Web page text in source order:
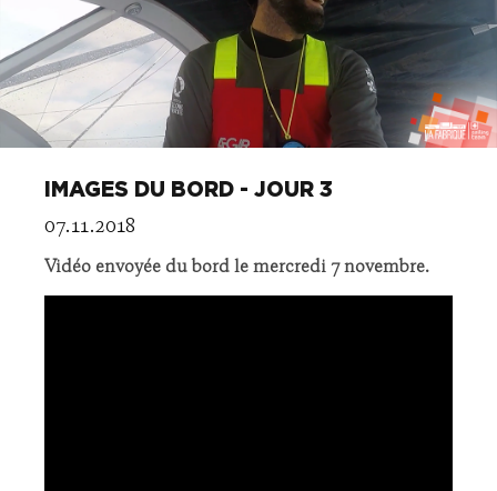
IMAGES DU BORD - JOUR 3
07.11.2018
Vidéo envoyée du bord le mercredi 7 novembre.